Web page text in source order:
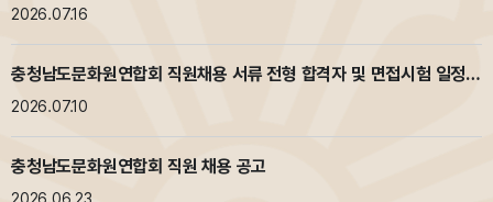
2026.07.16
충청남도문화원연합회 직원채용 서류 전형 합격자 및 면접시험 일정
안내
2026.07.10
충청남도문화원연합회 직원 채용 공고